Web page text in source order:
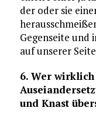
der oder sie
Gegenseite und
auf unserer
6. Wer
und Knast